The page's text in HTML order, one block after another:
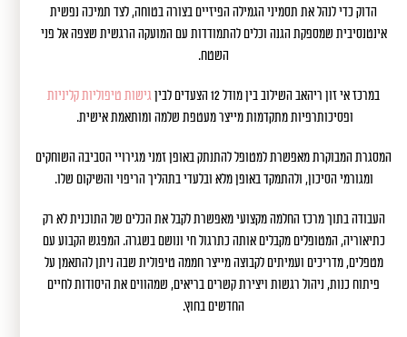
הדוק כדי לנהל את תסמיני הגמילה הפיזיים בצורה בטוחה, לצד תמיכה נפשית
אינטנסיבית שמספקת הגנה וכלים להתמודדות עם המועקה הרגשית שצפה אל פני
השטח.
במרכז אי זון ריהאב השילוב בין מודל 12 הצעדים לבין
גישות טיפוליות קליניות
ופסיכותרפיות מתקדמות מייצר מעטפת שלמה ומותאמת אישית.
המסגרת המבוקרת מאפשרת למטופל להתנתק באופן זמני מגירויי הסביבה השוחקים
ומגורמי הסיכון, ולהתמקד באופן מלא ובלעדי בתהליך הריפוי והשיקום שלו.
העבודה בתוך מרכז החלמה מקצועי מאפשרת לקבל את הכלים של התוכנית לא רק
כתיאוריה, המטופלים מקבלים אותה כתרגול חי ונושם בשגרה. המפגש הקבוע עם
מטפלים, מדריכים ועמיתים לקבוצה מייצר חממה טיפולית שבה ניתן להתאמן על
פיתוח כנות, ניהול רגשות ויצירת קשרים בריאים, שמהווים את היסודות לחיים
החדשים בחוץ.